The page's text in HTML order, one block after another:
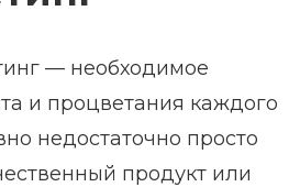
— необходимое
и процветания каждого
недостаточно просто
продукт или